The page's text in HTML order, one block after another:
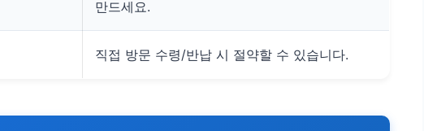
만드세요.
직접 방문 수령/반납 시 절약할 수 있습니다.